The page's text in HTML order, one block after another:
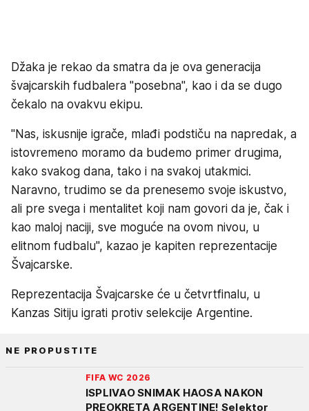
Džaka je rekao da smatra da je ova generacija
švajcarskih fudbalera "posebna", kao i da se dugo
čekalo na ovakvu ekipu.
"Nas, iskusnije igrače, mlađi podstiču na napredak, a
istovremeno moramo da budemo primer drugima,
kako svakog dana, tako i na svakoj utakmici.
Naravno, trudimo se da prenesemo svoje iskustvo,
ali pre svega i mentalitet koji nam govori da je, čak i
kao maloj naciji, sve moguće na ovom nivou, u
elitnom fudbalu", kazao je kapiten reprezentacije
Švajcarske.
Reprezentacija Švajcarske će u četvrtfinalu, u
Kanzas Sitiju igrati protiv selekcije Argentine.
NE PROPUSTITE
FIFA WC 2026
ISPLIVAO SNIMAK HAOSA NAKON
PREOKRETA ARGENTINE! Selektor